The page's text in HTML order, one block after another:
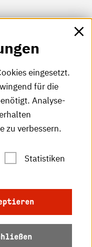
eingesetzt.
für die
Analyse-
zu verbessern.
Statistiken